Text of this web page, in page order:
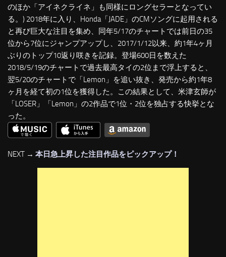
のほか「アイネクライネ」も同様にロングセラーとなってい
る。) 2018年に入り、Honda「JADE」のCMソングに起用される
と再び巨大な注目を集め、同年5/17のチャートでは前日の35
位から7位にジャンプアップし、2017/1/12以来、約1年4ヶ月
ぶりのトップ10返り咲きを記録。登場600日を数えた
2018/5/19のチャートで過去最高タイの2位まで浮上すると、
翌5/20のチャートで「Lemon」を追い抜き、発売から約1年8
ヶ月を経て初の1位を獲得した。この結果として、米津玄師が
「LOSER」「Lemon」の2作品で1位・2位を独占する快挙とな
った。
NEXT → 本日急上昇した注目作品をピックアップ！